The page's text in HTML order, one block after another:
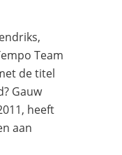
Team
de titel
Gauw
heeft
aan